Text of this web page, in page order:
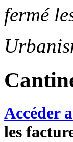
fermé
Accéder
les